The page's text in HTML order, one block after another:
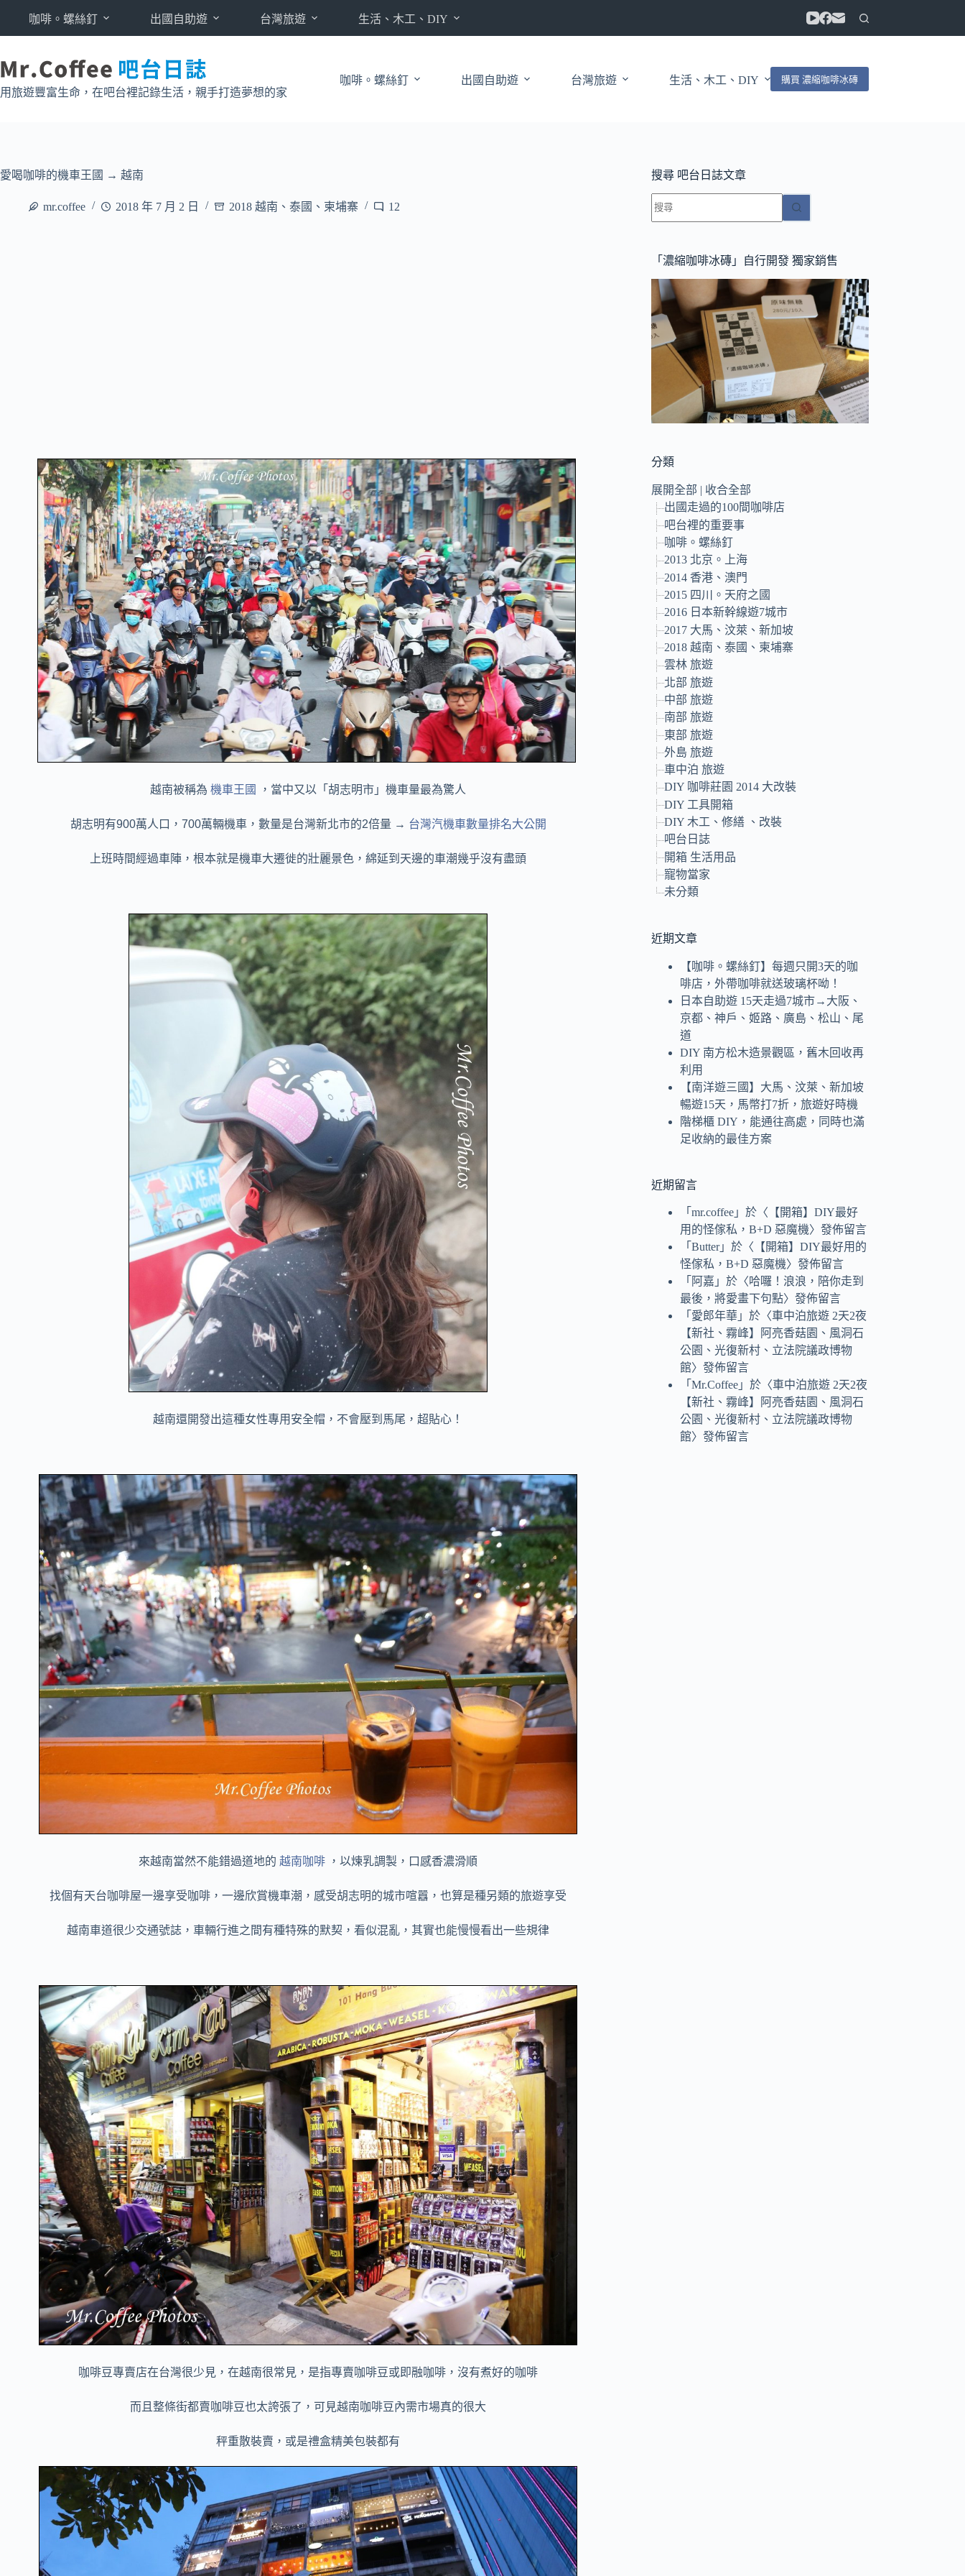
要
內
容
咖啡。螺絲釘 出國自助遊 台灣旅遊 生活、木工、DIY
用旅遊豐富生命，在吧台裡記錄生活，親手打造夢想的家
咖啡。螺絲釘 出國自助遊 台灣旅遊 生活、木工、DIY 購買 濃縮咖啡冰磚
愛喝咖啡的機車王國 → 越南
mr.coffee 2018 年 7 月 2 日 2018 越南、泰國、柬埔寨 12
越南被稱為機車王國 ，當中又以「胡志明市」機車量最為驚人
胡志明有900萬人口，700萬輛機車，數量是台灣新北市的2倍量 → 台灣汽機車數量排名大公開
上班時間經過車陣，根本就是機車大遷徙的壯麗景色，綿延到天邊的車潮幾乎沒有盡頭
越南還開發出這種女性專用安全帽，不會壓到馬尾，超貼心！
來越南當然不能錯過道地的越南咖啡 ，以煉乳調製，口感香濃滑順
找個有天台咖啡屋一邊享受咖啡，一邊欣賞機車潮，感受胡志明的城市喧囂，也算是種另類的旅遊享受
越南車道很少交通號誌，車輛行進之間有種特殊的默契，看似混亂，其實也能慢慢看出一些規律
咖啡豆專賣店在台灣很少見，在越南很常見，是指專賣咖啡豆或即融咖啡，沒有煮好的咖啡
而且整條街都賣咖啡豆也太誇張了，可見越南咖啡豆內需市場真的很大
秤重散裝賣，或是禮盒精美包裝都有
搜尋 吧台日誌文章
找
不
符
條
件
的
結
「濃縮咖啡冰磚」自行開發 獨家銷售
分類
展開全部 | 收合全部
出國走過的100間咖啡店
吧台裡的重要事
咖啡。螺絲釘
2013 北京。上海
2014 香港、澳門
2015 四川。天府之國
2016 日本新幹線遊7城市
2017 大馬、汶萊、新加坡
2018 越南、泰國、柬埔寨
雲林 旅遊
北部 旅遊
中部 旅遊
南部 旅遊
東部 旅遊
外島 旅遊
車中泊 旅遊
DIY 咖啡莊園 2014 大改裝
DIY 工具開箱
DIY 木工、修繕 、改裝
吧台日誌
開箱 生活用品
寵物當家
未分類
近期文章
【咖啡。螺絲釘】每週只開3天的咖
啡店，外帶咖啡就送玻璃杯呦！
日本自助遊 15天走過7城市→大阪、
京都、神戶、姬路、廣島、松山、尾
道
DIY 南方松木造景觀區，舊木回收再
利用
【南洋遊三國】大馬、汶萊、新加坡
暢遊15天，馬幣打7折，旅遊好時機
階梯櫃 DIY，能通往高處，同時也滿
足收納的最佳方案
近期留言
「mr.coffee 」於〈 【開箱】DIY最好
用的怪傢私，B+D 惡魔機〉發佈留言
「Butter」於〈 【開箱】DIY最好用的
怪傢私，B+D 惡魔機〉發佈留言
「 阿嘉 」於〈哈囉！浪浪，陪你走到
最後，將愛畫下句點〉發佈留言
「 愛郎年華 」於〈車中泊旅遊 2天2夜
【新社、霧峰】阿亮香菇園、風洞石
公園、光復新村、立法院議政博物
館〉發佈留言
「Mr.Coffee 」於〈車中泊旅遊 2天2夜
【新社、霧峰】阿亮香菇園、風洞石
公園、光復新村、立法院議政博物
館〉發佈留言